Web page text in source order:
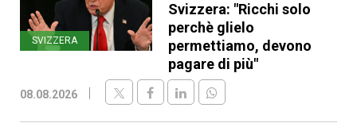
SVIZZERA
Svizzera: "Ricchi solo
perchè glielo
permettiamo, devono
pagare di più"
08.08.2026